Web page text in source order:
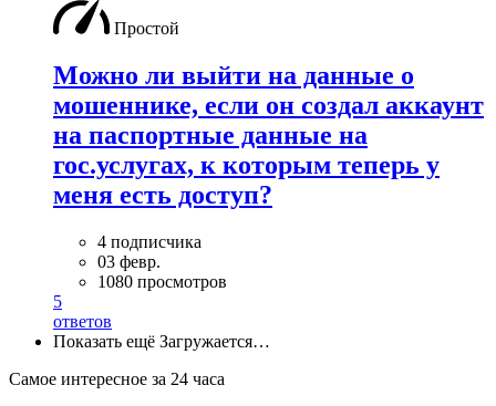
Простой
Можно ли выйти на данные о
мошеннике, если он создал аккаунт
на паспортные данные на
гос.услугах, к которым теперь у
меня есть доступ?
4 подписчика
03 февр.
1080 просмотров
5
ответов
Показать ещё Загружается…
Самое интересное за 24 часа